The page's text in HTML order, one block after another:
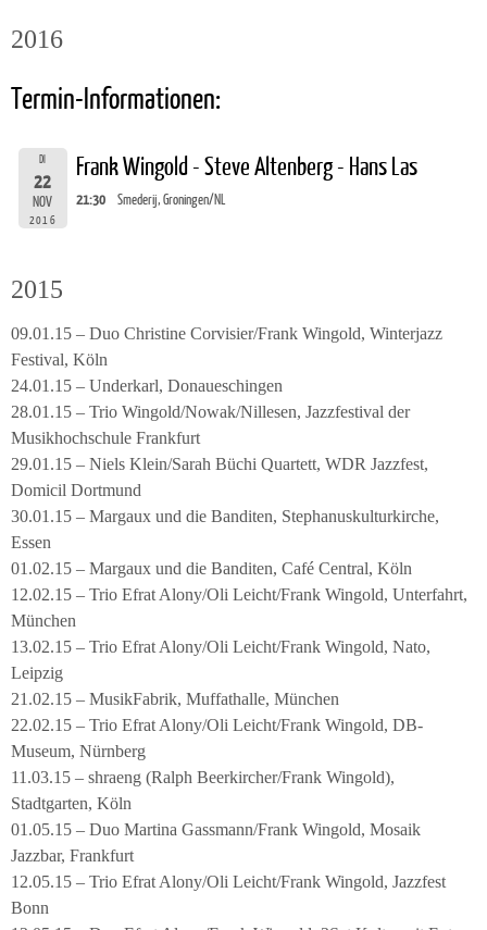
2016
Termin-Informationen:
DI
22
NOV
2016
Frank Wingold - Steve Altenberg - Hans Las
21:30 Smederij, Groningen/NL
2015
09.01.15 – Duo Christine Corvisier/Frank Wingold, Winterjazz
Festival, Köln
24.01.15 – Underkarl, Donaueschingen
28.01.15 – Trio Wingold/Nowak/Nillesen, Jazzfestival der
Musikhochschule Frankfurt
29.01.15 – Niels Klein/Sarah Büchi Quartett, WDR Jazzfest,
Domicil Dortmund
30.01.15 – Margaux und die Banditen, Stephanuskulturkirche,
Essen
01.02.15 – Margaux und die Banditen, Café Central, Köln
12.02.15 – Trio Efrat Alony/Oli Leicht/Frank Wingold, Unterfahrt,
München
13.02.15 – Trio Efrat Alony/Oli Leicht/Frank Wingold, Nato,
Leipzig
21.02.15 – MusikFabrik, Muffathalle, München
22.02.15 – Trio Efrat Alony/Oli Leicht/Frank Wingold, DB-
Museum, Nürnberg
11.03.15 – shraeng (Ralph Beerkircher/Frank Wingold),
Stadtgarten, Köln
01.05.15 – Duo Martina Gassmann/Frank Wingold, Mosaik
Jazzbar, Frankfurt
12.05.15 – Trio Efrat Alony/Oli Leicht/Frank Wingold, Jazzfest
Bonn